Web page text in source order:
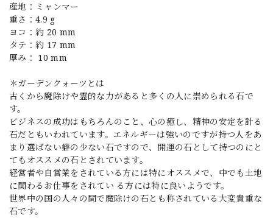
産地：ミャンマー
重さ：4.9 g
ヨコ：約 20 mm
タテ：約 17 mm
厚み： 10 mm
＊ガーデンクォーツとは
古くから魔除けや霊的な力があると多くの人に崇められる石で
す。
ビジネスの成功はもちろんのこと、心の癒し、精神の安定を計る
石だともいわれています。エネルギーは強いのですが持つ人をあ
まり選ばない癖の少ない石ですので、開運の石として持つのにと
てもオススメの石とされています。
経営者や自営業をされている方には特にオススメで、中でも土地
に関わるお仕事をされてい る方には特に良いようです。
世界中の国の人々の間で魔除けの石とも称されている大変貴重な
石です。